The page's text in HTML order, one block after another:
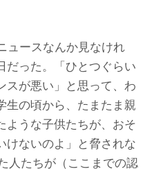
ュースなんか見なけれ
だった。「ひとつぐらい
スが悪い」と思って、わ
生の頃から、たまたま親
ような子供たちが、おそ
けないのよ」と脅されな
人たちが（ここまでの認